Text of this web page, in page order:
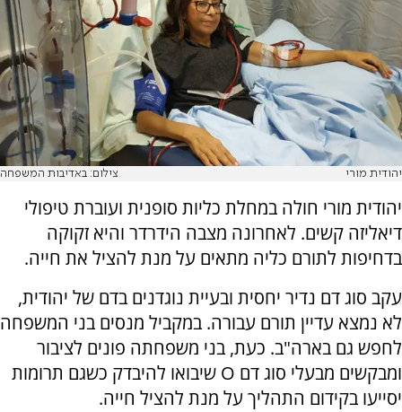
יהודית מורי צילום: באדיבות המשפחה
יהודית מורי חולה במחלת כליות סופנית ועוברת טיפולי
דיאליזה קשים. לאחרונה מצבה הידרדר והיא זקוקה
בדחיפות לתורם כליה מתאים על מנת להציל את חייה.
עקב סוג דם נדיר יחסית ובעיית נוגדנים בדם של יהודית,
לא נמצא עדיין תורם עבורה. במקביל מנסים בני המשפחה
לחפש גם בארה"ב. כעת, בני משפחתה פונים לציבור
ומבקשים מבעלי סוג דם O שיבואו להיבדק כשגם תרומות
יסייעו בקידום התהליך על מנת להציל חייה.